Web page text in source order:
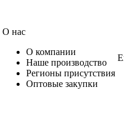
О нас
О компании
Наше производство
Регионы присутствия
Оптовые закупки